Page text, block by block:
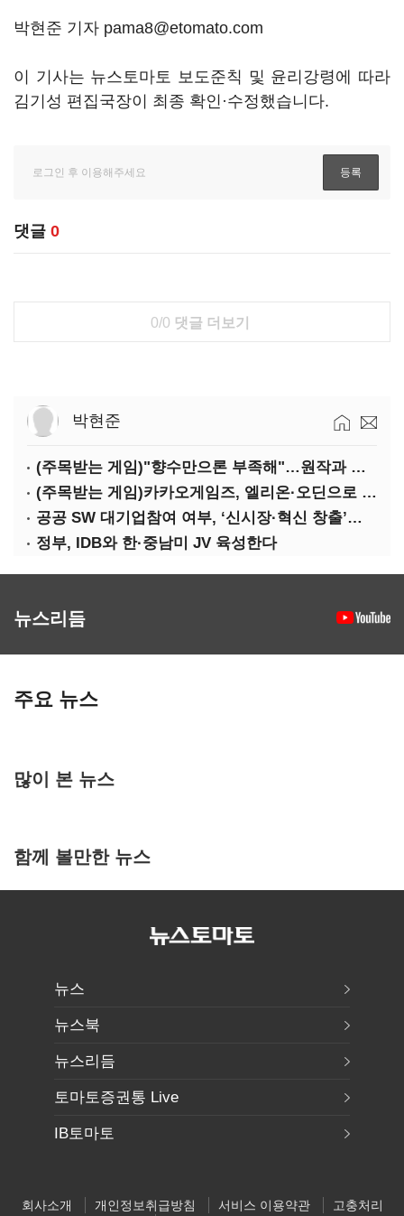
박현준 기자 pama8@etomato.com
이 기사는 뉴스토마토 보도준칙 및 윤리강령에 따라
김기성 편집국장이 최종 확인·수정했습니다.
댓글 0
0/0 댓글 더보기
박현준
(주목받는 게임)"향수만으론 부족해"…원작과 차별화 성공한 '리니지M'
(주목받는 게임)카카오게임즈, 엘리온·오딘으로 MMORPG 투트랙 공세
공공 SW 대기업참여 여부, ‘신시장·혁신 창출’도 평가한다
정부, IDB와 한·중남미 JV 육성한다
뉴스리듬
주요 뉴스
많이 본 뉴스
함께 볼만한 뉴스
뉴스
뉴스북
뉴스리듬
토마토증권통 Live
IB토마토
회사소개 개인정보취급방침 서비스 이용약관
고충처리